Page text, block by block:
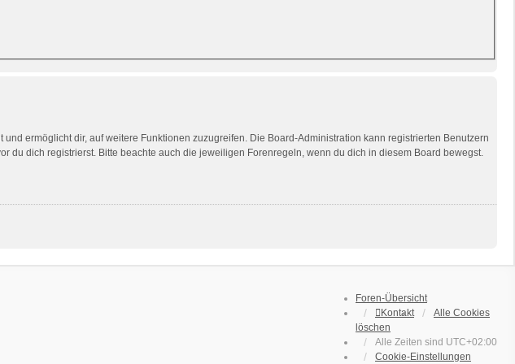
ermöglicht dir, auf weitere Funktionen zuzugreifen. Die Board-Administration kann registrierten Benutzern
dich registrierst. Bitte beachte auch die jeweiligen Forenregeln, wenn du dich in diesem Board bewegst.
Foren-Übersicht
Kontakt
Alle Cookies
löschen
Alle Zeiten sind UTC+02:00
Cookie-Einstellungen